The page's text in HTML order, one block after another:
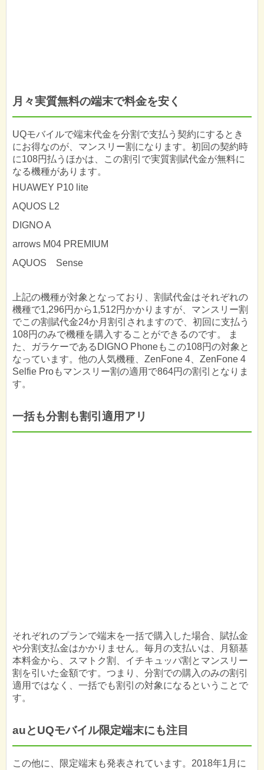
月々実質無料の端末で料金を安く
UQモバイルで端末代金を分割で支払う契約にするとき
にお得なのが、マンスリー割になります。初回の契約時
に108円払うほかは、この割引で実質割賦代金が無料に
なる機種があります。
HUAWEY P10 lite
AQUOS L2
DIGNO A
arrows M04 PREMIUM
AQUOS Sense
上記の機種が対象となっており、割賦代金はそれぞれの
機種で1,296円から1,512円かかりますが、マンスリー割
でこの割賦代金24か月割引されますので、初回に支払う
108円のみで機種を購入することができるのです。 ま
た、ガラケーであるDIGNO Phoneもこの108円の対象と
なっています。他の人気機種、ZenFone 4、ZenFone 4
Selfie Proもマンスリー割の適用で864円の割引となりま
す。
一括も分割も割引適用アリ
それぞれのプランで端末を一括で購入した場合、賦払金
や分割支払金はかかりません。毎月の支払いは、月額基
本料金から、スマトク割、イチキュッパ割とマンスリー
割を引いた金額です。つまり、分割での購入のみの割引
適用ではなく、一括でも割引の対象になるということで
す。
auとUQモバイル限定端末にも注目
この他に、限定端末も発表されています。2018年1月に